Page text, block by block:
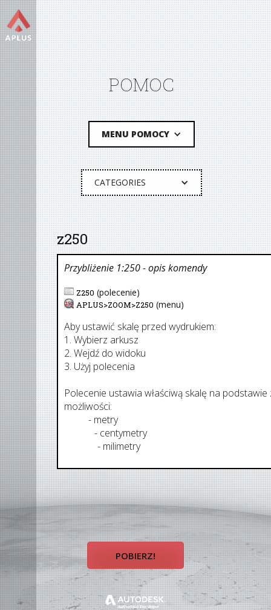
POMOC
MENU POMOCY
CATEGORIES
z250
Przybliżenie 1:250- opis komendy
Z250 (polecenie)
APLUS>ZOOM>Z250 (menu)
Aby ustawić skalę przed wydrukiem:
1. Wybierz arkusz
2. Wejdź do widoku
3. Użyj polecenia
Polecenie ustawia właściwą skalę na
możliwości:
- metry
- centymetry
- milimetry
POBIERZ!